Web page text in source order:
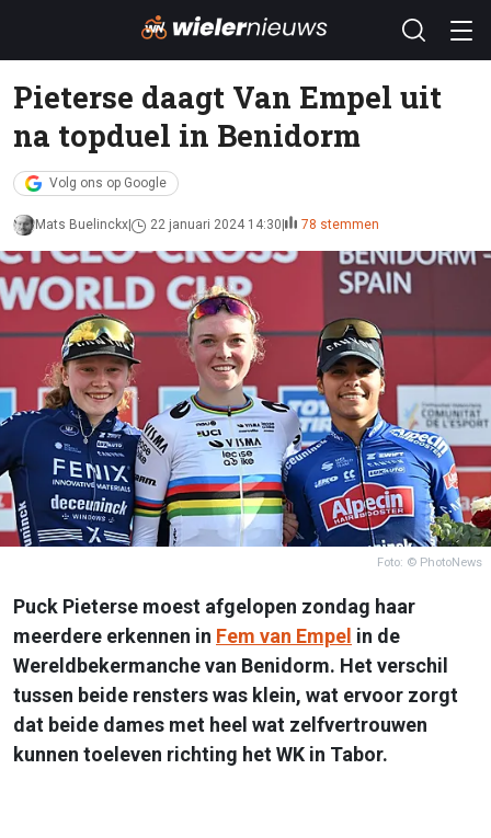
Pieterse daagt Van Empel uit
na topduel in Benidorm
Volg ons op Google
Mats Buelinckx 22 januari 2024 14:30 78 stemmen
Foto: © PhotoNews
Puck Pieterse moest afgelopen zondag haar
meerdere erkennen in Fem van Empel in de
Wereldbekermanche van Benidorm. Het verschil
tussen beide rensters was klein, wat ervoor zorgt
dat beide dames met heel wat zelfvertrouwen
kunnen toeleven richting het WK in Tabor.